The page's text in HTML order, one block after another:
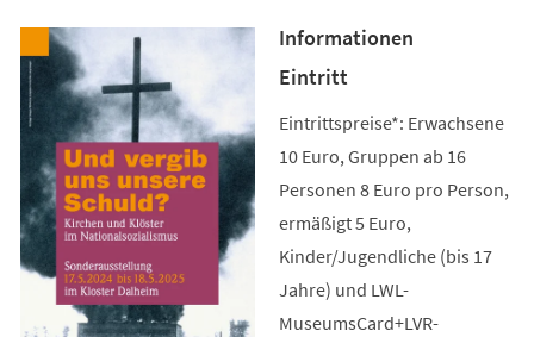
Informationen
Eintritt
Eintrittspreise*: Erwachsene
10 Euro, Gruppen ab 16
Personen 8 Euro pro Person,
ermäßigt 5 Euro,
Kinder/Jugendliche (bis 17
Jahre) und LWL-
MuseumsCard+LVR-